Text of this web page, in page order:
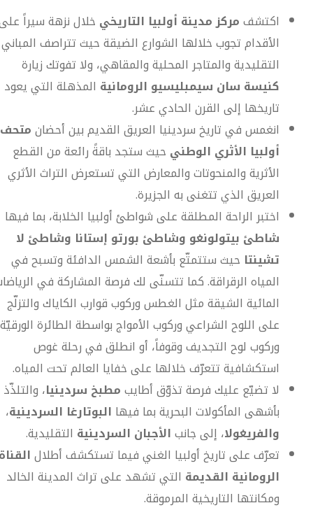
اكتشفمركز مدينة أولبيا التاريخي خلال نزهة سيراً
الأقدام تجوب خلالها الشوارع الضيقة حيث تتراصف المباني
التقليدية والمتاجر المحلية والمقاهي، ولا تفوتك زيارة
كنيسة سان سيمبليسيو الرومانية المذهلة التي يعود
تاريخها إلى القرن الحادي عشر.
انغمس في تاريخ سردينيا العريق القديم بين أحضانمتحف
أولبيا الأثري الوطني حيث ستجد باقةً رائعة من القطع
الأثرية والمنحوتات والمعارض التي تستعرض التراث الأثري
العريق الذي تتغنى به الجزيرة.
اختبر الراحة المطلقة على شواطئ أولبيا الخلابة، بما فيها
شاطئ بيتولونغو وشاطئ بورتو إستانا وشاطئ لا
تشينتا حيث ستتمتّع بأشعة الشمس الدافئة وتسبح في
المياه الرقراقة. كما تتسنّى لك فرصة المشاركة في
المائية الشيقة مثل الغطس وركوب قوارب الكاياك والتزلّج
على اللوح الشراعي وركوب الأمواج بواسطة الطائرة الورقيّة
وركوب لوح التجديف وقوفاً، أو انطلق في رحلة غوص
استكشافية تتعرّف خلالها على خفايا العالم تحت المياه.
لا تضيّع عليك فرصة تذوّق أطايبمطبخ سردينيا، والتلذّذ
بأشهى المأكولات البحرية بما فيها البوتارغا السردينية،
والفريغولا، إلى جانبالأجبان السردينية التقليدية.
تعرّف على تاريخ أولبيا الغني فيما تستكشف أطلال
الرومانية القديمة التي تشهد على تراث المدينة الخالد
ومكانتها التاريخية المرموقة.